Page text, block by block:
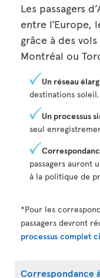
Les passagers
entre l’Europe,
grâce à des
Montréal ou
Un réseau
destinations soleil.
Un processus
seul
passagers auront
à la politique de
*Pour les
passagers devront
processus complet
Correspondance